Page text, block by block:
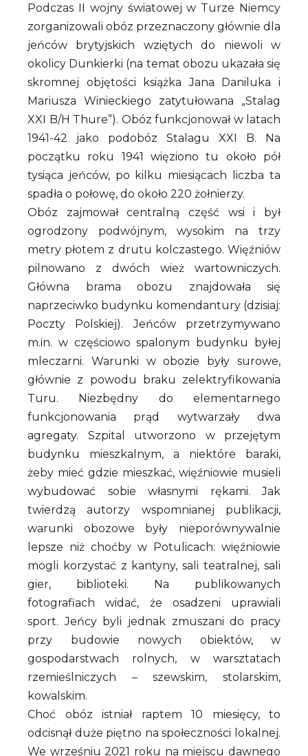
Podczas II wojny światowej w Turze Niemcy
zorganizowali obóz przeznaczony głównie dla
jeńców brytyjskich wziętych do niewoli w
okolicy Dunkierki (na temat obozu ukazała się
skromnej objętości książka Jana Daniluka i
Mariusza Winieckiego zatytułowana „Stalag
XXI B/H Thure”). Obóz funkcjonował w latach
1941-42 jako podobóz Stalagu XXI B. Na
początku roku 1941 więziono tu około pół
tysiąca jeńców, po kilku miesiącach liczba ta
spadła o połowę, do około 220 żołnierzy.
Obóz zajmował centralną część wsi i był
ogrodzony podwójnym, wysokim na trzy
metry płotem z drutu kolczastego. Więźniów
pilnowano z dwóch wież wartowniczych.
Główna brama obozu znajdowała się
naprzeciwko budynku komendantury (dzisiaj:
Poczty Polskiej). Jeńców przetrzymywano
m.in. w częściowo spalonym budynku byłej
mleczarni. Warunki w obozie były surowe,
głównie z powodu braku zelektryfikowania
Turu. Niezbędny do elementarnego
funkcjonowania prąd wytwarzały dwa
agregaty. Szpital utworzono w przejętym
budynku mieszkalnym, a niektóre baraki,
żeby mieć gdzie mieszkać, więźniowie musieli
wybudować sobie własnymi rękami. Jak
twierdzą autorzy wspomnianej publikacji,
warunki obozowe były nieporównywalnie
lepsze niż choćby w Potulicach: więźniowie
mogli korzystać z kantyny, sali teatralnej, sali
gier, biblioteki. Na publikowanych
fotografiach widać, że osadzeni uprawiali
sport. Jeńcy byli jednak zmuszani do pracy
przy budowie nowych obiektów, w
gospodarstwach rolnych, w warsztatach
rzemieślniczych – szewskim, stolarskim,
kowalskim.
Choć obóz istniał raptem 10 miesięcy, to
odcisnął duże piętno na społeczności lokalnej.
We wrześniu 2021 roku na miejscu dawnego